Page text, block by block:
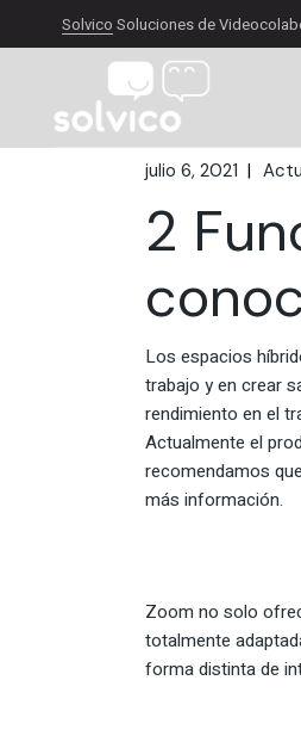
the
Solvico Soluciones de
julio 6, 2021
2
Los espacios
trabajo y en crear
rendimiento en el
Actualmente el
recomendamos
más información.
Zoom no solo
totalmente
forma distinta de